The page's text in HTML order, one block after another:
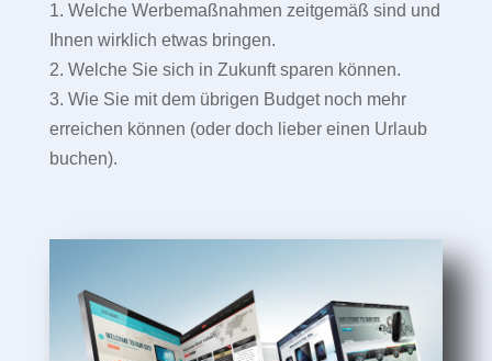
1. Welche Werbemaßnahmen zeitgemäß sind und
Ihnen wirklich etwas bringen.
2. Welche Sie sich in Zukunft sparen können.
3. Wie Sie mit dem übrigen Budget noch mehr
erreichen können (oder doch lieber einen Urlaub
buchen).